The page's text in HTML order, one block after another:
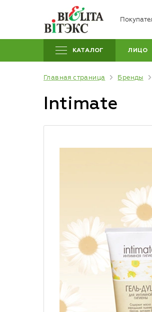
КАТАЛОГ ЛИЦО
Главная страница Бренды
Intimate